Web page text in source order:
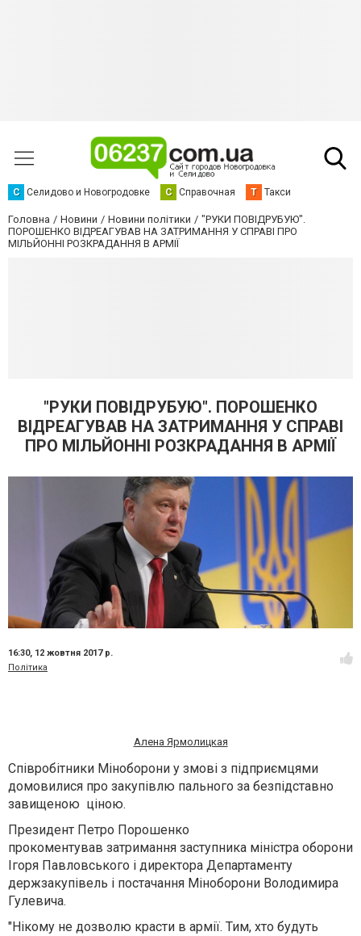
С Селидово и Новогродовке С Справочная Т Такси
Головна Новини Новини політики
"РУКИ ПОВІДРУБУЮ".
ПОРОШЕНКО ВІДРЕАГУВАВ НА ЗАТРИМАННЯ У СПРАВІ ПРО
МІЛЬЙОННІ РОЗКРАДАННЯ В АРМІЇ
"РУКИ ПОВІДРУБУЮ". ПОРОШЕНКО
ВІДРЕАГУВАВ НА ЗАТРИМАННЯ У СПРАВІ
ПРО МІЛЬЙОННІ РОЗКРАДАННЯ В АРМІЇ
16:30, 12 жовтня 2017 р.
Політика
Алена Ярмолицкая
Співробітники Міноборони у змові з підприємцями
домовилися про закупівлю пального за безпідставно
завищеною ціною.
Президент Петро Порошенко
прокоментував затримання заступника міністра оборони
Ігоря Павловського і директора Департаменту
держзакупівель і постачання Міноборони Володимира
Гулевича.
"Нікому не дозволю красти в армії. Тим, хто будуть